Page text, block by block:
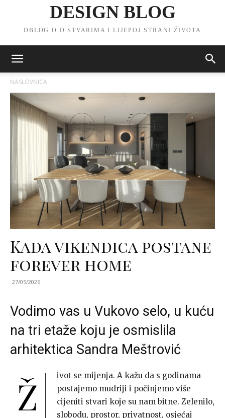
DESIGN BLOG
DBLOG O D STVARIMA I LIJEPOJ STRANI ŽIVOTA
NASLOVNICA
Kada vikendica postane
forever home
27/05/2026
Vodimo vas u Vukovo selo, u kuću
na tri etaže koju je osmislila
arhitektica Sandra Meštrović
Ž
ivot se mijenja. A kažu da s godinama
postajemo mudriji i počinjemo više
cijeniti stvari koje su nam bitne. Zelenilo,
slobodu, prostor, privatnost, osjećaj